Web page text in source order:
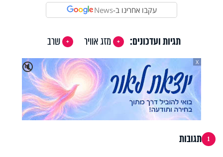
עקבו אחרינו ב-News
תגיות ועדכונים: מזג אוויר
שרב
🔇
X
1 תגובות